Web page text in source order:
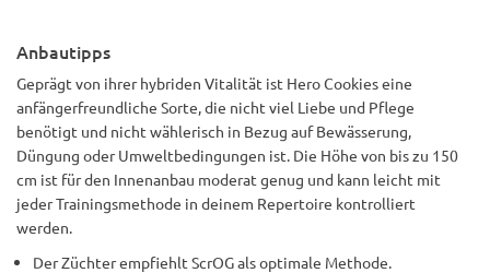
Anbautipps
Geprägt von ihrer hybriden Vitalität ist Hero Cookies eine
anfängerfreundliche Sorte, die nicht viel Liebe und Pflege
benötigt und nicht wählerisch in Bezug auf Bewässerung,
Düngung oder Umweltbedingungen ist. Die Höhe von bis zu 150
cm ist für den Innenanbau moderat genug und kann leicht mit
jeder Trainingsmethode in deinem Repertoire kontrolliert
werden.
Der Züchter empfiehlt ScrOG als optimale Methode.